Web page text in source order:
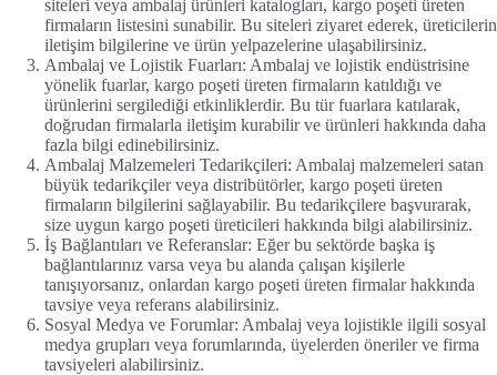
siteleri veya ambalaj ürünleri katalogları, kargo poşeti üreten
firmaların listesini sunabilir. Bu siteleri ziyaret ederek, üreticilerin
iletişim bilgilerine ve ürün yelpazelerine ulaşabilirsiniz.
Ambalaj ve Lojistik Fuarları: Ambalaj ve lojistik endüstrisine
yönelik fuarlar, kargo poşeti üreten firmaların katıldığı ve
ürünlerini sergilediği etkinliklerdir. Bu tür fuarlara katılarak,
doğrudan firmalarla iletişim kurabilir ve ürünleri hakkında daha
fazla bilgi edinebilirsiniz.
Ambalaj Malzemeleri Tedarikçileri: Ambalaj malzemeleri satan
büyük tedarikçiler veya distribütörler, kargo poşeti üreten
firmaların bilgilerini sağlayabilir. Bu tedarikçilere başvurarak,
size uygun kargo poşeti üreticileri hakkında bilgi alabilirsiniz.
İş Bağlantıları ve Referanslar: Eğer bu sektörde başka iş
bağlantılarınız varsa veya bu alanda çalışan kişilerle
tanışıyorsanız, onlardan kargo poşeti üreten firmalar hakkında
tavsiye veya referans alabilirsiniz.
Sosyal Medya ve Forumlar: Ambalaj veya lojistikle ilgili sosyal
medya grupları veya forumlarında, üyelerden öneriler ve firma
tavsiyeleri alabilirsiniz.